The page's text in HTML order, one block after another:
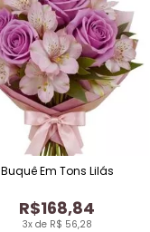
3x de R$ 56,28
R$168,84
Buquê Em Tons Lilás